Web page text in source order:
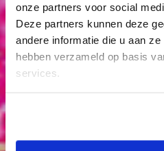
onze partners voor social
Deze partners kunnen deze
andere informatie die u aan
hebben verzameld op basis
services.